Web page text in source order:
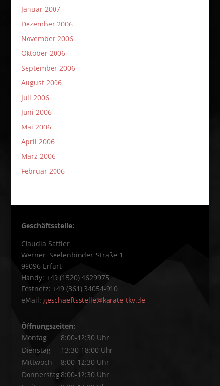
Januar 2007
Dezember 2006
November 2006
Oktober 2006
September 2006
August 2006
Juli 2006
Juni 2006
Mai 2006
April 2006
März 2006
Februar 2006
Geschäftsstelle:
Claudia Sattler
Werner–Seelenbinder-Straße 1
99096 Erfurt
Handy: +49 (1520) 4629975
Festnetz: +49 (361) 34054-910
eMail: geschaeftsstelle@karate-tkv.de
Öffnungszeiten:
Montag
8:00-12:30 Uhr
Dienstag
13:30-18:00 Uhr
Mittwoch
8:00-12:30 Uhr
Donnerstag8:00-12:30 Uhr